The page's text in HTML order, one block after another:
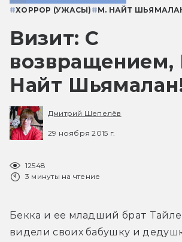
#ХОРРОР (УЖАСЫ) #М. НАЙТ
Визит: С
возвращением,
Найт
Дмитрий Шепелёв
29 ноября 2015 г.
12548
3 минуты на чтение
Бекка и ее младший брат
видели своих бабушку и